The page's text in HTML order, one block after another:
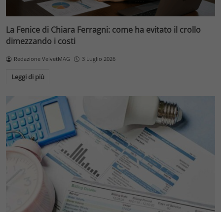
La Fenice di Chiara Ferragni: come ha evitato il crollo
dimezzando i costi
Redazione VelvetMAG 3 Luglio 2026
Leggi di più